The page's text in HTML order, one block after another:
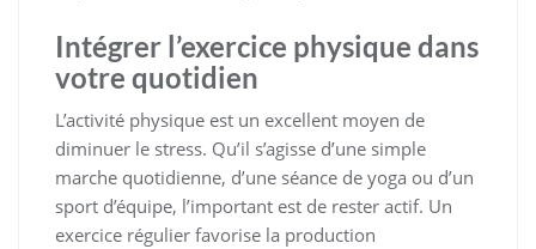
Intégrer l’exercice physique dans
votre quotidien
L’activité physique est un excellent moyen de
diminuer le stress. Qu’il s’agisse d’une simple
marche quotidienne, d’une séance de yoga ou d’un
sport d’équipe, l’important est de rester actif. Un
exercice régulier favorise la production